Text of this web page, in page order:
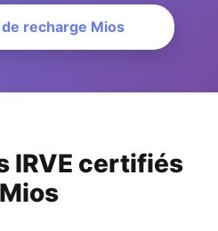
recharge Mios
IRVE certifiés